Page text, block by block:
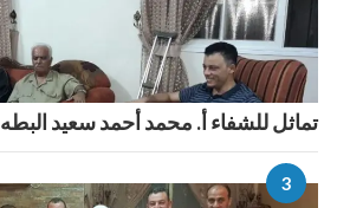
تماثل للشفاء أ. محمد أحمد سعيد البطه